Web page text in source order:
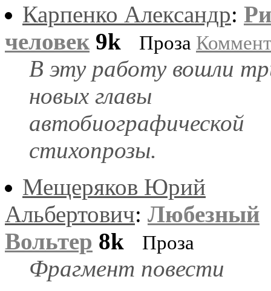
Карпенко Александр:
человек 9k Проза
В эту работу вошли
новых главы
автобиографической
стихопрозы.
Мещеряков Юрий
Альбертович: Любезный
Вольтер 8k Проза
Фрагмент повести